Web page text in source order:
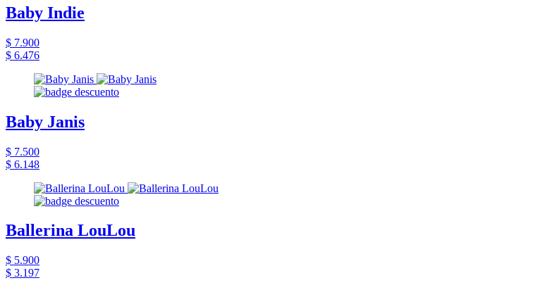
Baby Indie
$ 7.900
$ 6.476
Baby Janis
$ 7.500
$ 6.148
Ballerina LouLou
$ 5.900
$ 3.197